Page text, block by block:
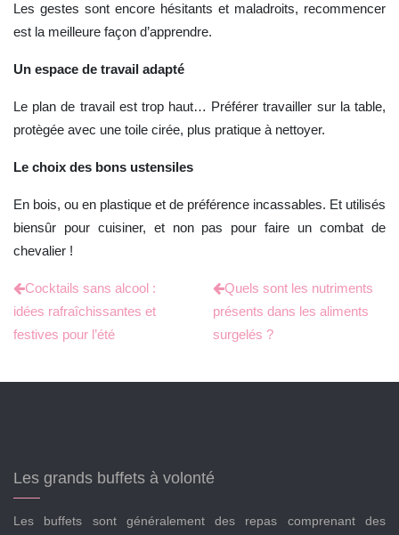
Les gestes sont encore hésitants et maladroits, recommencer
est la meilleure façon d’apprendre.
Un espace de travail adapté
Le plan de travail est trop haut… Préférer travailler sur la table,
protègée avec une toile cirée, plus pratique à nettoyer.
Le choix des bons ustensiles
En bois, ou en plastique et de préférence incassables. Et utilisés
biensûr pour cuisiner, et non pas pour faire un combat de
chevalier !
Cocktails sans alcool :
idées rafraîchissantes et
festives pour l’été
Quels sont les nutriments
présents dans les aliments
surgelés ?
Les grands buffets à volonté
Les buffets sont généralement des repas comprenant des